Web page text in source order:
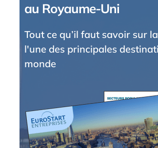
au Royaume-Uni
Tout ce qu’il faut savoir sur
l'une des principales
monde